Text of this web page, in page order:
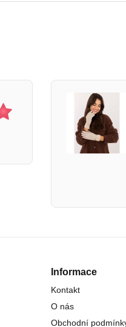
Informace
Kontakt
O nás
Obchodní